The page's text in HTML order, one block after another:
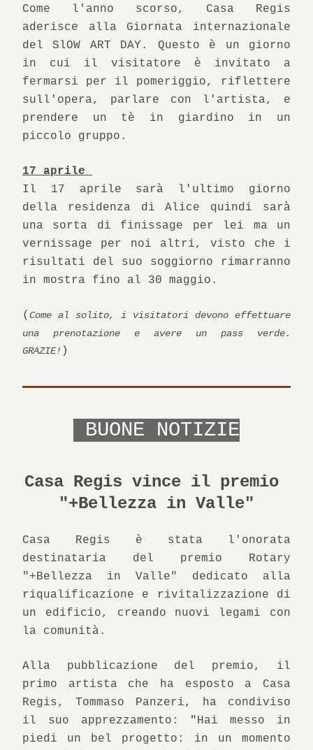
Come l'anno scorso, Casa Regis
aderisce alla Giornata internazionale
del SlOW ART DAY. Questo è un giorno
in cui il visitatore è invitato a
fermarsi per il pomeriggio, riflettere
sull'opera, parlare con l'artista, e
prendere un tè in giardino in un
piccolo gruppo.
17 aprile
Il 17 aprile sarà l'ultimo giorno
della residenza di Alice quindi sarà
una sorta di finissage per lei ma un
vernissage per noi altri, visto che i
risultati del suo soggiorno rimarranno
in mostra fino al 30 maggio.
( Come al solito, i visitatori devono effettuare
una prenotazione e avere un pass verde.
GRAZIE! )
BUONE NOTIZIE
Casa Regis vince il premio
"+Bellezza in Valle"
Casa Regis è stata l'onorata
destinataria del premio Rotary
"+Bellezza in Valle" dedicato alla
riqualificazione e rivitalizzazione di
un edificio, creando nuovi legami con
la comunità.
Alla pubblicazione del premio, il
primo artista che ha esposto a Casa
Regis, Tommaso Panzeri, ha condiviso
il suo apprezzamento: "Hai messo in
piedi un bel progetto: in un momento